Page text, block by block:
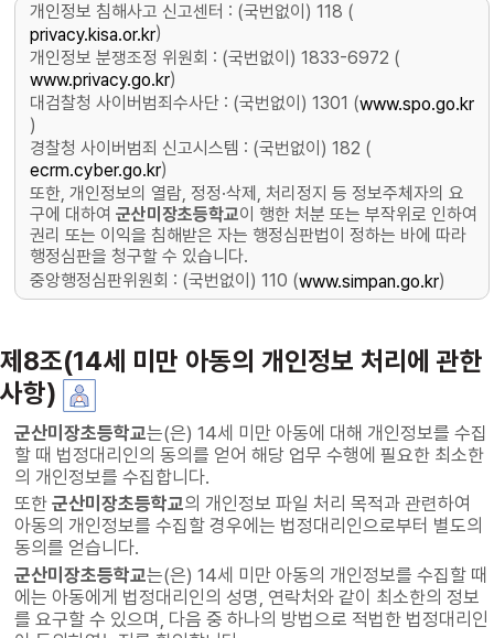
개인정보 침해사고 신고센터 : (국번없이) 118 (
privacy.kisa.or.kr)
개인정보 분쟁조정 위원회 : (국번없이) 1833-6972 (
www.privacy.go.kr)
대검찰청 사이버범죄수사단 : (국번없이) 1301 (www.spo.go.kr
)
경찰청 사이버범죄 신고시스템 : (국번없이) 182 (
ecrm.cyber.go.kr)
또한, 개인정보의 열람, 정정·삭제, 처리정지 등 정보주체자의 요
구에 대하여군산미장초등학교이 행한 처분 또는 부작위로 인하여
권리 또는 이익을 침해받은 자는 행정심판법이 정하는 바에 따라
행정심판을 청구할 수 있습니다.
중앙행정심판위원회 : (국번없이) 110 (www.simpan.go.kr)
제8조(14세 미만 아동의 개인정보 처리에 관한
사항)
군산미장초등학교는(은) 14세 미만 아동에 대해 개인정보를 수집
할 때 법정대리인의 동의를 얻어 해당 업무 수행에 필요한 최소한
의 개인정보를 수집합니다.
또한군산미장초등학교의 개인정보 파일 처리 목적과 관련하여
아동의 개인정보를 수집할 경우에는 법정대리인으로부터 별도의
동의를 얻습니다.
군산미장초등학교는(은) 14세 미만 아동의 개인정보를 수집할 때
에는 아동에게 법정대리인의 성명, 연락처와 같이 최소한의 정보
를 요구할 수 있으며, 다음 중 하나의 방법으로 적법한 법정대리인